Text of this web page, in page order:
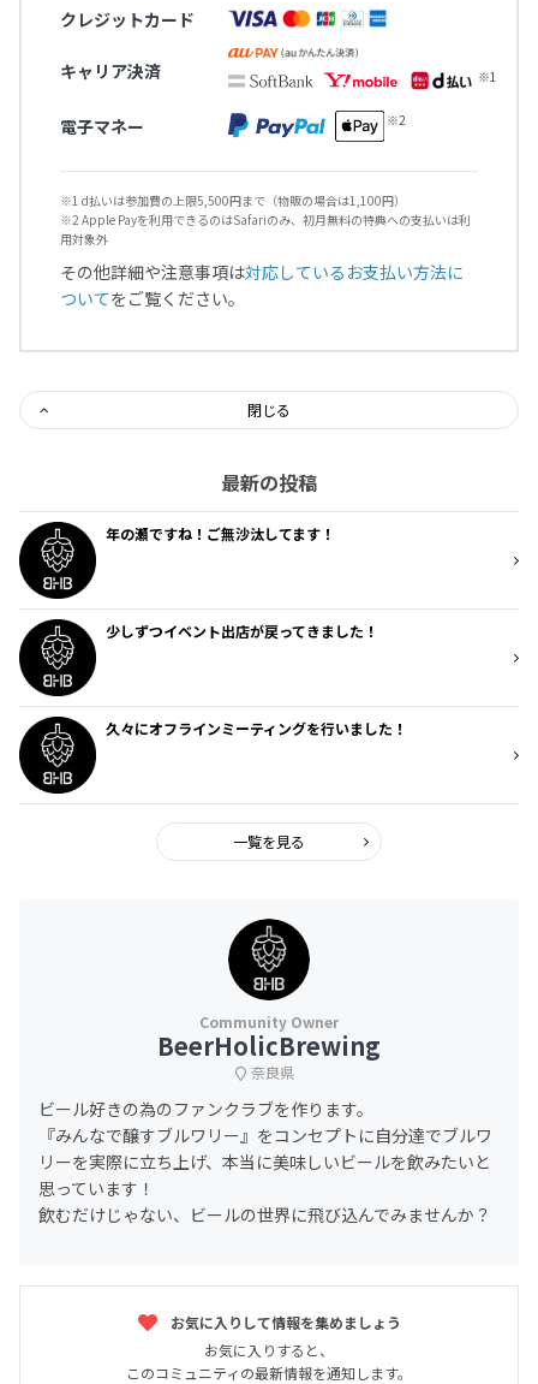
クレジットカード
キャリア決済
電子マネー
※1 d払いは参加費の上限5,500円まで（物販の場合は1,100円）
※2 Apple Payを利用できるのはSafariのみ、初月無料の特典への支払いは利
用対象外
その他詳細や注意事項は対応しているお支払い方法に
ついてをご覧ください。
閉じる
最新の投稿
年の瀬ですね！ご無沙汰してます！
少しずつイベント出店が戻ってきました！
久々にオフラインミーティングを行いました！
一覧を見る
BeerHolicBrewing
奈良県
ビール好きの為のファンクラブを作ります。
『みんなで醸すブルワリー』をコンセプトに自分達でブルワ
リーを実際に立ち上げ、本当に美味しいビールを飲みたいと
思っています！
飲むだけじゃない、ビールの世界に飛び込んでみませんか？
お気に入りして情報を集めましょう
お気に入りすると、
このコミュニティの最新情報を通知します。